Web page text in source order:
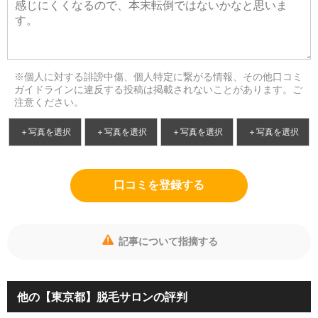
※個人に対する誹謗中傷、個人特定に繋がる情報、その他口コミ
ガイドラインに違反する投稿は掲載されないことがあります。ご
注意ください。
＋写真を選択 ＋写真を選択 ＋写真を選択 ＋写真を選択
口コミを登録する
記事について指摘する
他の【東京都】脱毛サロンの評判